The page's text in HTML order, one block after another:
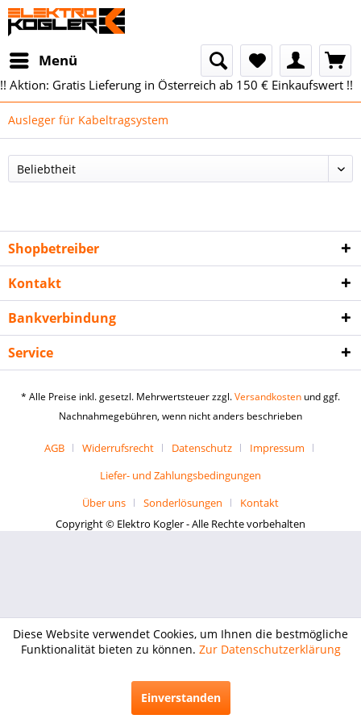
Menü
!! Aktion: Gratis Lieferung in Österreich ab 150 € Einkaufswert !!
Ausleger für Kabeltragsystem
Shopbetreiber
Kontakt
Bankverbindung
Service
* Alle Preise inkl. gesetzl. Mehrwertsteuer zzgl.Versandkosten und ggf.
Nachnahmegebühren, wenn nicht anders beschrieben
AGB Widerrufsrecht Datenschutz
Impressum
Liefer- und Zahlungsbedingungen
Über uns
Sonderlösungen
Kontakt
Copyright © Elektro Kogler - Alle Rechte vorbehalten
Diese Website verwendet Cookies, um Ihnen die bestmögliche
Funktionalität bieten zu können. Zur Datenschutzerklärung
Einverstanden